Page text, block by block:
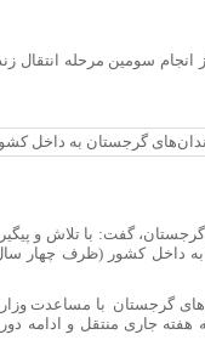
سومین مرحله انتقال
گفت: با تلاش و
زندان‌های گرجستان با
جاری منتقل و ادامه